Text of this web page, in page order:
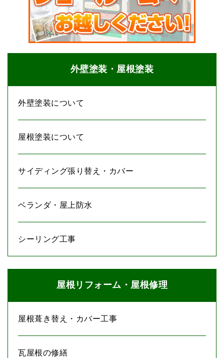
外壁塗装・屋根塗装
外壁塗装について
屋根塗装について
サイディング張り替え・カバー
ベランダ・屋上防水
シーリング工事
屋根リフォーム・屋根修理
屋根葺き替え・カバー工事
瓦屋根の修繕